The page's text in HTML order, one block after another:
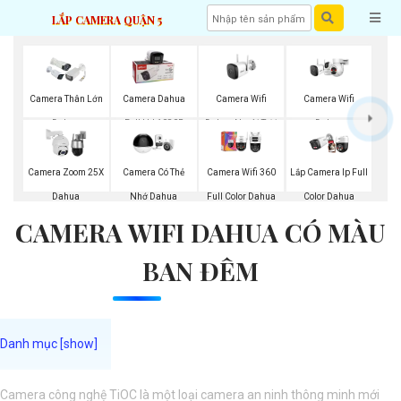
LẮP CAMERA QUẬN 5
Camera Thân Lớn
Dahua
Camera Dahua
Full Hd 1080P
Camera Wifi
Dahua Ngoài Trời
Camera Wifi
Dahua
Camera Zoom 25X
Dahua
Camera Có Thẻ
Nhớ Dahua
Camera Wifi 360
Full Color Dahua
Lắp Camera Ip Full
Color Dahua
CAMERA WIFI DAHUA CÓ MÀU
BAN ĐÊM
Camera công nghệ TiOC là một loại camera an ninh thông minh mới